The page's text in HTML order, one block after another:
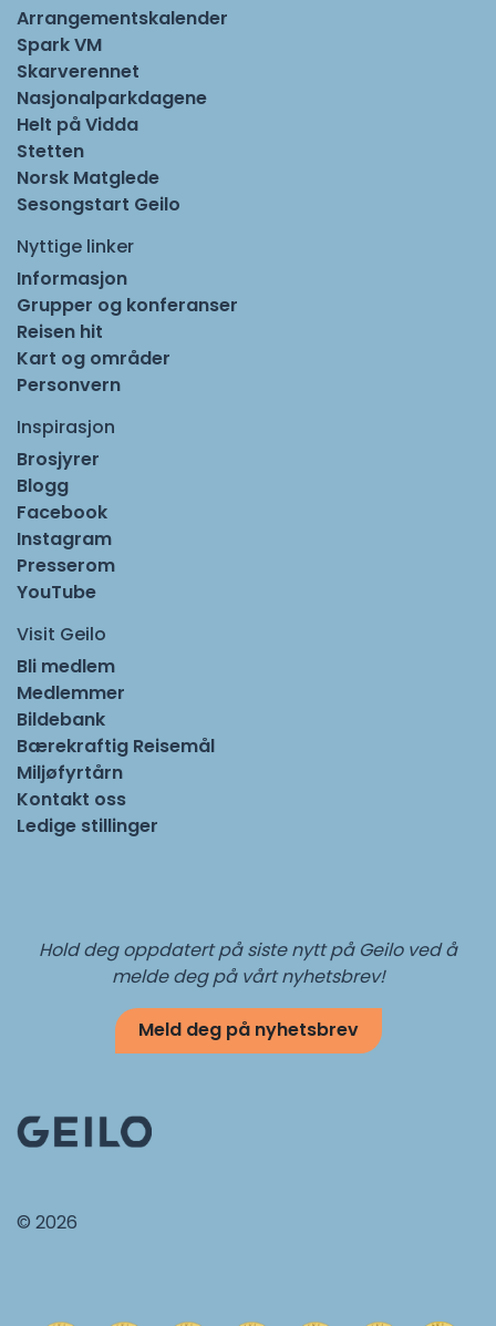
Arrangementskalender
Spark VM
Skarverennet
Nasjonalparkdagene
Helt på Vidda
Stetten
Norsk Matglede
Sesongstart Geilo
Nyttige linker
Informasjon
Grupper og konferanser
Reisen hit
Kart og områder
Personvern
Inspirasjon
Brosjyrer
Blogg
Facebook
Instagram
Presserom
YouTube
Visit Geilo
Bli medlem
Medlemmer
Bildebank
Bærekraftig Reisemål
Miljøfyrtårn
Kontakt oss
Ledige stillinger
Hold deg oppdatert på siste nytt på Geilo ved å
melde deg på vårt nyhetsbrev!
Meld deg på nyhetsbrev
© 2026